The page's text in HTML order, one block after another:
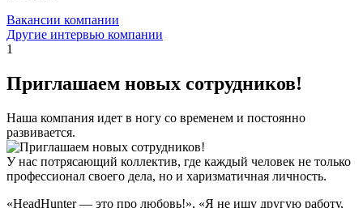
Вакансии компании
Другие интервью компании
1
Приглашаем новых сотрудников!
Наша компания идет в ногу со временем и постоянно
развивается.
У нас потрясающий коллектив, где каждый человек не только
профессионал своего дела, но и харизматичная личность.
«HeadHunter — это про любовь!», «Я не ищу другую работу,